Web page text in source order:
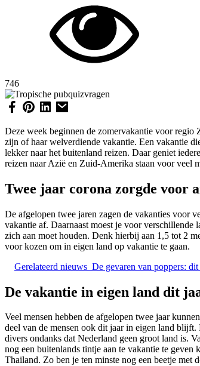
746
Deze week beginnen de zomervakantie voor regio
zijn of haar welverdiende vakantie. Een vakantie
lekker naar het buitenland reizen. Daar geniet
reizen naar Azië en Zuid-Amerika staan voor veel
Twee jaar corona zorgde voor
De afgelopen twee jaren zagen de vakanties voor
vakantie af. Daarnaast moest je voor
zich aan moet houden. Denk hierbij aan 1,5 tot 2
voor kozen om in eigen land op vakantie te gaan.
Gerelateerd nieuws De gevaren van poppers:
De vakantie in eigen land dit
Veel mensen hebben de afgelopen twee jaar
deel van de mensen ook dit jaar in eigen land
divers ondanks dat Nederland geen groot land is.
nog een buitenlands tintje aan te vakantie te
Thailand. Zo ben je ten minste nog een beetje met